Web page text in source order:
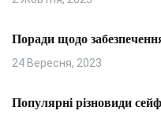
Поради щодо
24 Вересня, 2023
Популярні різновиди